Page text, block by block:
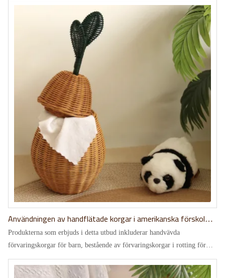
Användningen av handflätade korgar i amerikanska förskolor:
En fallstudie av anpassade förvaringslösningar
Produkterna som erbjuds i detta utbud inkluderar handvävda
förvaringskorgar för barn, bestående av förvaringskorgar i rotting för
barn och tygfodrade förvaringskorgar.